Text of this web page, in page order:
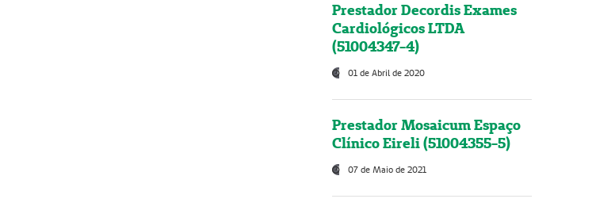
Prestador Decordis Exames
Cardiológicos LTDA
(51004347-4)
01 de Abril de 2020
Prestador Mosaicum Espaço
Clínico Eireli (51004355-5)
07 de Maio de 2021